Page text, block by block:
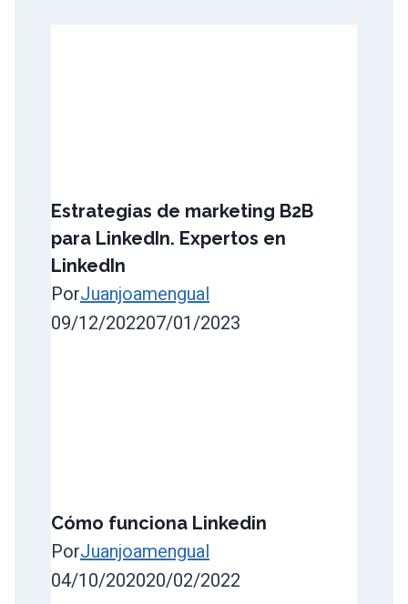
Estrategias de marketing B2B
para LinkedIn. Expertos en
LinkedIn
PorJuanjoamengual
09/12/202207/01/2023
Cómo funciona Linkedin
PorJuanjoamengual
04/10/202020/02/2022